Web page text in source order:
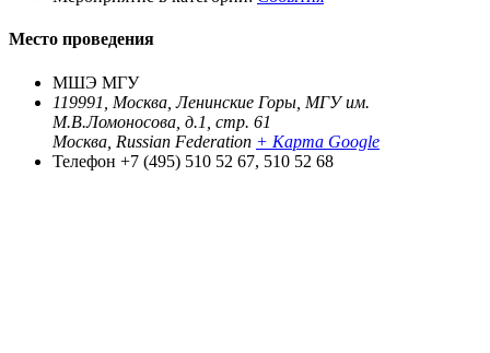
Место проведения
МШЭ МГУ
119991, Москва, Ленинские Горы, МГУ им.
М.В.Ломоносова, д.1, стр. 61
Москва Russian Federation + Карта Google
Телефон +7 (495) 510 52 67, 510 52 68